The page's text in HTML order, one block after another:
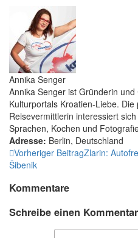
Annika Senger
Annika Senger ist Gründerin
Kulturportals Kroatien-Liebe.
Reisevermittlerin interessiert
Sprachen, Kochen und
Adresse: Berlin, Deutschland
Vorheriger BeitragZlarin:
Šibenik
Kommentare
Schreibe einen Kommentar